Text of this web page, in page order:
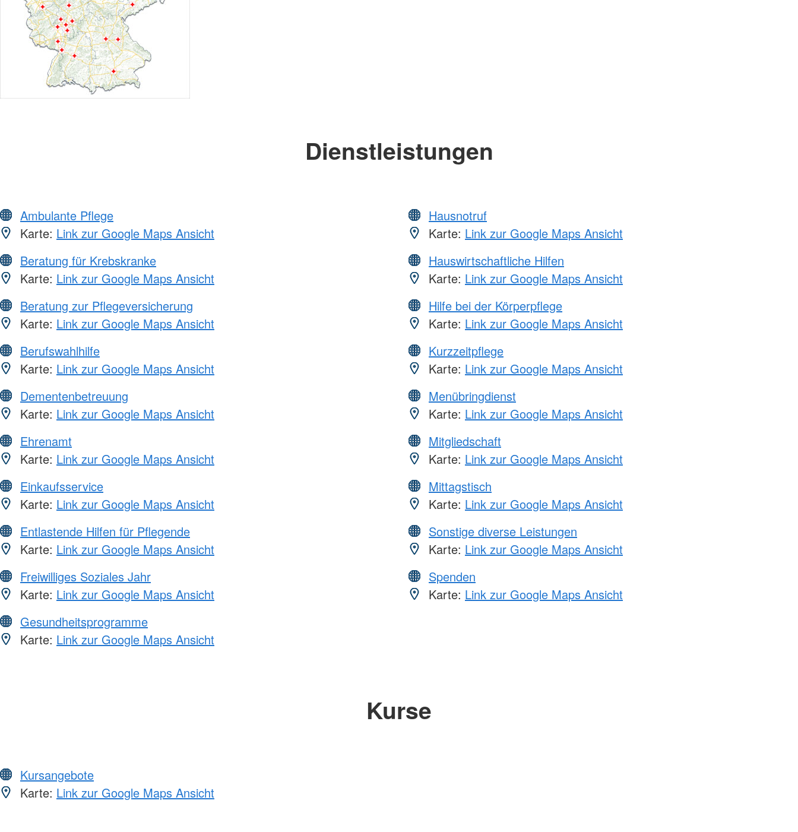
Dienstleistungen
Ambulante Pflege
Karte: Link zur Google Maps Ansicht
Beratung für Krebskranke
Karte: Link zur Google Maps Ansicht
Beratung zur Pflegeversicherung
Karte: Link zur Google Maps Ansicht
Berufswahlhilfe
Karte: Link zur Google Maps Ansicht
Dementenbetreuung
Karte: Link zur Google Maps Ansicht
Ehrenamt
Karte: Link zur Google Maps Ansicht
Einkaufsservice
Karte: Link zur Google Maps Ansicht
Entlastende Hilfen für Pflegende
Karte: Link zur Google Maps Ansicht
Freiwilliges Soziales Jahr
Karte: Link zur Google Maps Ansicht
Gesundheitsprogramme
Karte: Link zur Google Maps Ansicht
Hausnotruf
Karte: Link zur Google Maps Ansicht
Hauswirtschaftliche Hilfen
Karte: Link zur Google Maps Ansicht
Hilfe bei der Körperpflege
Karte: Link zur Google Maps Ansicht
Kurzzeitpflege
Karte: Link zur Google Maps Ansicht
Menübringdienst
Karte: Link zur Google Maps Ansicht
Mitgliedschaft
Karte: Link zur Google Maps Ansicht
Mittagstisch
Karte: Link zur Google Maps Ansicht
Sonstige diverse Leistungen
Karte: Link zur Google Maps Ansicht
Spenden
Karte: Link zur Google Maps Ansicht
Kurse
Kursangebote
Karte: Link zur Google Maps Ansicht